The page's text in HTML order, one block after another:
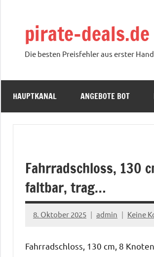
springenpirate-deals.de
Die besten Preisfehler aus erster Hand
HAUPTKANAL ANGEBOTE BOT
Fahrradschloss, 130
faltbar, trag…
8. Oktober 2025 admin Keine
Fahrradschloss, 130 cm, 8